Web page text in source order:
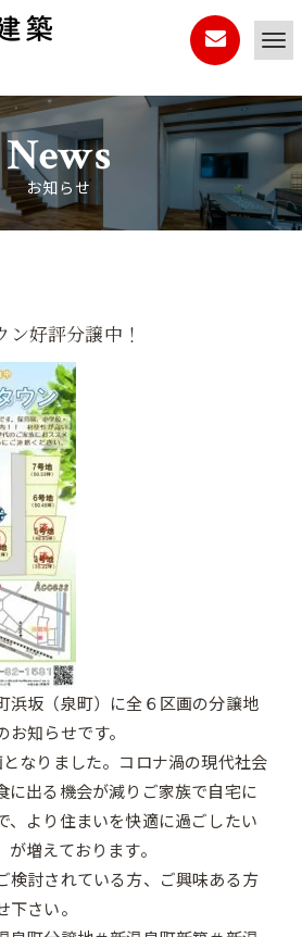
News
お知らせ
好評分譲中！
浜坂（泉町）に全６区画の分譲地
お知らせです。
なりました。コロナ渦の現代社会
に出る機会が減りご家族で自宅に
、より住まいを快適に過ごしたい
増えております。
検討されている方、ご興味ある方
さい。